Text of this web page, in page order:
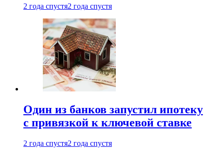
2 года спустя2 года спустя
Один из банков запустил ипотеку
с привязкой к ключевой ставке
2 года спустя2 года спустя